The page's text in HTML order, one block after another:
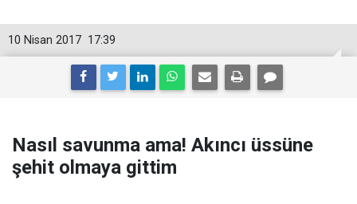
17:39
10 Nisan 2017
Nasıl savunma ama! Akıncı üssüne
şehit olmaya gittim